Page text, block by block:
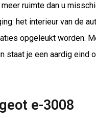
ruimte dan u
het interieur van de
opgeleukt worden.
staat je een aardig eind
e-3008